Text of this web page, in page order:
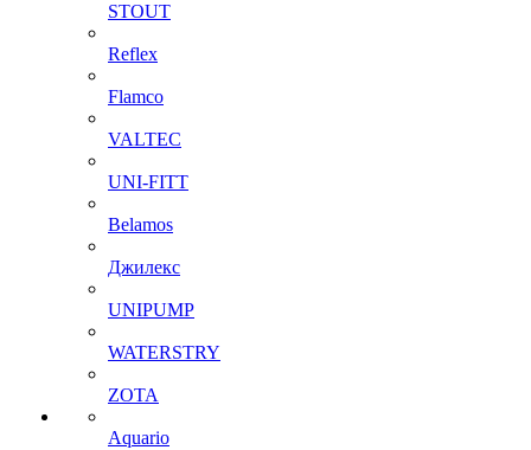
STOUT
Reflex
Flamco
VALTEC
UNI-FITT
Belamos
Джилекс
UNIPUMP
WATERSTRY
ZOTA
Aquario